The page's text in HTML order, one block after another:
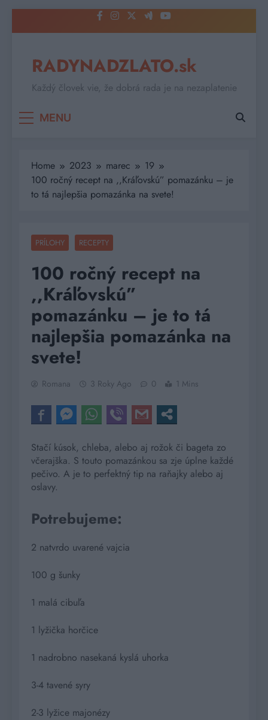
to
RADYNADZLATO.sk
Každý človek vie, že dobrá rada je na nezaplatenie
MENU
Home 2023 marec
19
100 ročný recept na ,,Kráľovskú” pomazánku – je
to tá najlepšia pomazánka na svete!
PRÍLOHY RECEPTY
100 ročný recept na
,,Kráľovskú”
pomazánku – je to tá
najlepšia pomazánka na
svete!
Romana 3 Roky Ago 0 1 Mins
Stačí kúsok, chleba, alebo aj rožok či bageta zo
včerajška. S touto pomazánkou sa zje úplne každé
pečivo. A je to perfektný tip na raňajky alebo aj
oslavy.
Potrebujeme:
2 natvrdo uvarené vajcia
100 g šunky
1 malá cibuľa
1 lyžička horčice
1 nadrobno nasekaná kyslá uhorka
3-4 tavené syry
2-3 lyžice majonézy